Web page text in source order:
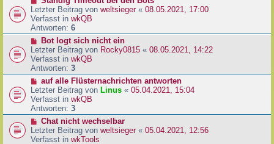
g
B
e
i
t
a
g
e
u
e
r
B
e
i
t
a
g
Letzter Beitrag von weltsieger« 08.05.2021, 17:00
Verfasst in wkQB
Antworten: 6
N
e
u
e
r
B
e
i
t
a
g
Bot logt sich nicht ein
Letzter Beitrag von Rocky0815 « 08.05.2021, 14:22
Verfasst in wkQB
Antworten: 3
N
e
u
e
r
B
e
auf alle Flüsternachrichten antworten
Letzter Beitrag von Linus « 05.04.2021, 15:04
Verfasst in wkQB
Antworten: 3
N
e
u
Chat nicht wechselbar
Letzter Beitrag von weltsieger « 05.04.2021, 12:56
Verfasst in wkTools